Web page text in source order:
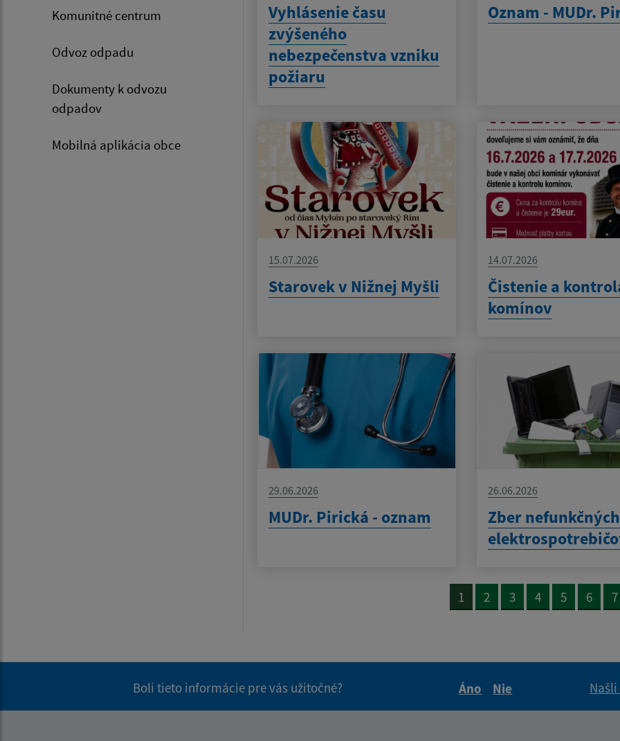
Komunitné centrum
Odvoz odpadu
Dokumenty k odvozu
odpadov
Mobilná aplikácia obce
Vyhlásenie času
zvýšeného
nebezpečenstva vzniku
požiaru
Oznam - MUDr.
15.07.2026
Starovek v Nižnej Myšli
14.07.2026
Čistenie a
komínov
29.06.2026
MUDr. Pirická - oznam
26.06.2026
Zber nefunkčných
1 2 3 4 5 6 7
Boli tieto informácie pre vás užitočné?
Áno
Nie